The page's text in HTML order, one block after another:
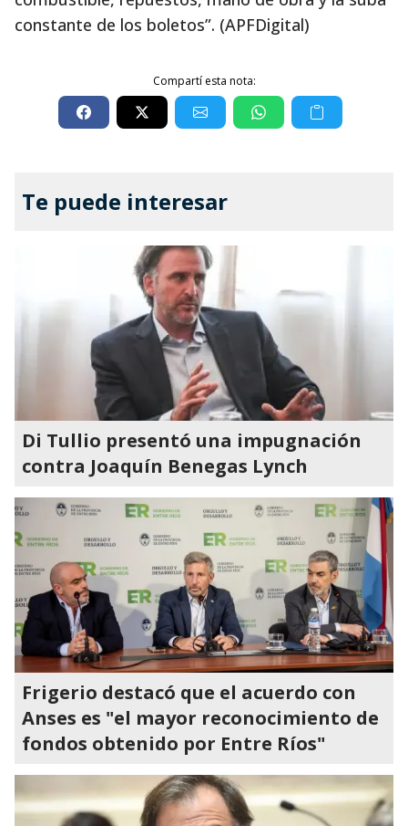
constante de los boletos”. (APFDigital)
Compartí esta nota:
Te puede interesar
Di Tullio presentó una impugnación
contra Joaquín Benegas Lynch
Frigerio destacó que el acuerdo con
Anses es "el mayor reconocimiento de
fondos obtenido por Entre Ríos"